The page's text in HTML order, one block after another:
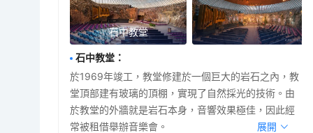
石中教堂
石中教堂 ：
於1969年竣工，教堂修建於一個巨大的岩石之內，教
堂頂部建有玻璃的頂棚，實現了自然採光的技術。由
於教堂的外牆就是岩石本身，音響效果極佳，因此經
常被租借舉辦音樂會。
展開